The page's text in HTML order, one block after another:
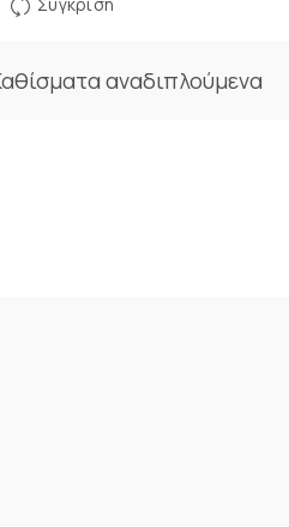
αναδιπλούμενα